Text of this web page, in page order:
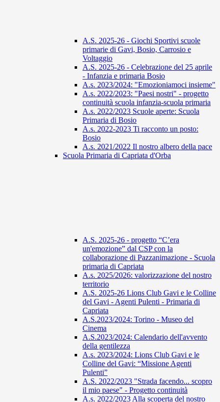
A.S. 2025-26 - Giochi Sportivi scuole
primarie di Gavi, Bosio, Carrosio e
Voltaggio
A.S. 2025-26 - Celebrazione del 25 aprile
- Infanzia e primaria Bosio
A.s. 2023/2024: "Emozioniamoci insieme"
A.s. 2022/2023: "Paesi nostri" - progetto
continuità scuola infanzia-scuola primaria
A.s. 2022/2023 Scuole aperte: Scuola
Primaria di Bosio
A.s. 2022-2023 Ti racconto un posto:
Bosio
A.s. 2021/2022 Il nostro albero della pace
Scuola Primaria di Capriata d'Orba
A.S. 2025-26 - progetto “C’era
un'emozione” dal CSP con la
collaborazione di Pazzanimazione - Scuola
primaria di Capriata
A.s. 2025/2026: valorizzazione del nostro
territorio
A.S. 2025-26 Lions Club Gavi e le Colline
del Gavi - Agenti Pulenti - Primaria di
Capriata
A.S.2023/2024: Torino - Museo del
Cinema
A.S.2023/2024: Calendario dell'avvento
della gentilezza
A.s. 2023/2024: Lions Club Gavi e le
Colline del Gavi: “Missione Agenti
Pulenti”
A.S. 2022/2023 "Strada facendo... scopro
il mio paese" - Progetto continuità
A.s. 2022/2023 Alla scoperta del nostro